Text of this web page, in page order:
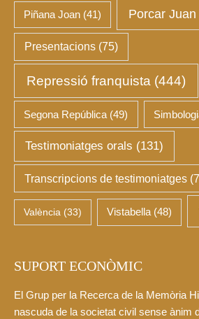
Piñana Joan (41) Porcar
Presentacions (75)
Repressió franquista (444)
Segona República (49)
Testimoniatges orals (131)
Transcripcions de testimoniatges
València (33) Vistabella(48)
SUPORT ECONÒMIC
El Grup per la Recerca de la Memòria
nascuda de la societat civil sense ànim